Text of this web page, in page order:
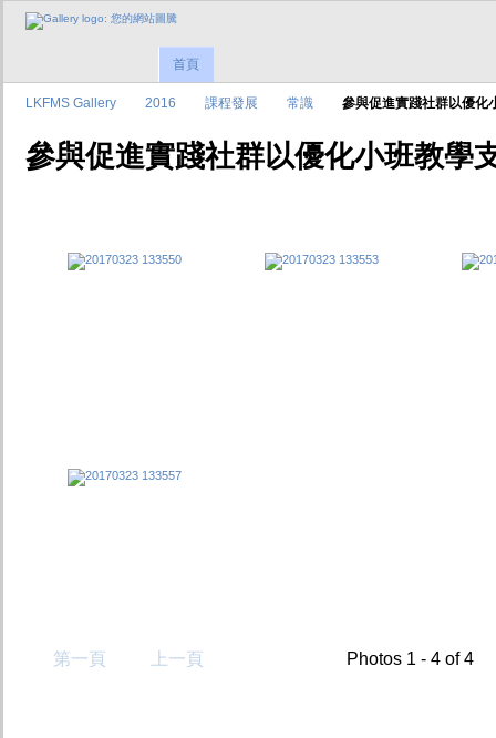
首頁
LKFMS Gallery 2016 課程發展 常識 參與促進實踐社群以優化
參與促進實踐社群以優化小班教學
第一頁 上一頁 Photos 1 - 4 of 4